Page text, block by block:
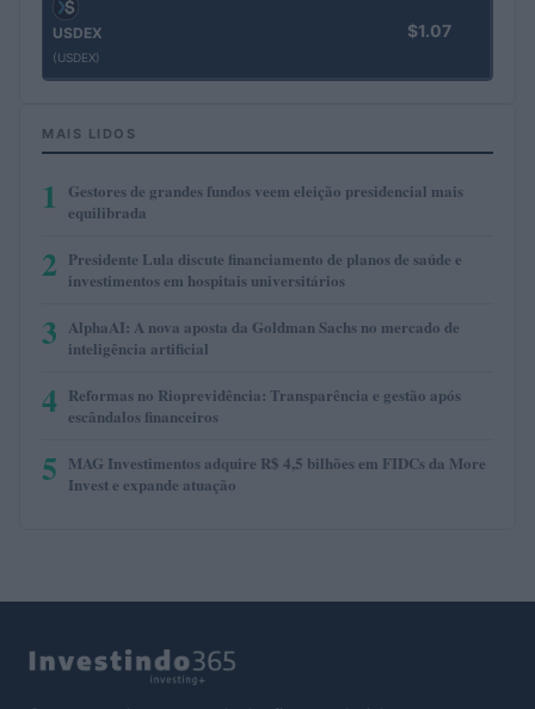
USDEX
(USDEX)
$1.07
MAIS LIDOS
1
Gestores de grandes fundos veem eleição presidencial mais
equilibrada
2 Presidente Lula discute financiamento de planos de saúde e
investimentos em hospitais universitários
3 AlphaAI: A nova aposta da Goldman Sachs no mercado de
inteligência artificial
4 Reformas no Rioprevidência: Transparência e gestão após
escândalos financeiros
5 MAG Investimentos adquire R$ 4,5 bilhões em FIDCs da More
Invest e expande atuação